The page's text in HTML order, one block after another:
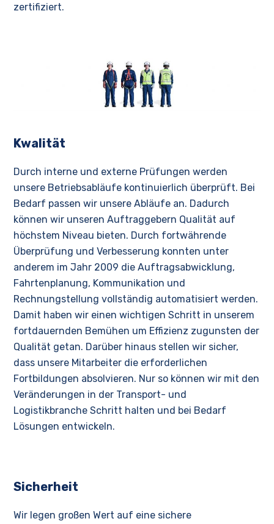
zertifiziert.
Kwalität
Durch interne und externe Prüfungen werden
unsere Betriebsabläufe kontinuierlich überprüft. Bei
Bedarf passen wir unsere Abläufe an. Dadurch
können wir unseren Auftraggebern Qualität auf
höchstem Niveau bieten. Durch fortwährende
Überprüfung und Verbesserung konnten unter
anderem im Jahr 2009 die Auftragsabwicklung,
Fahrtenplanung, Kommunikation und
Rechnungstellung vollständig automatisiert werden.
Damit haben wir einen wichtigen Schritt in unserem
fortdauernden Bemühen um Effizienz zugunsten der
Qualität getan. Darüber hinaus stellen wir sicher,
dass unsere Mitarbeiter die erforderlichen
Fortbildungen absolvieren. Nur so können wir mit den
Veränderungen in der Transport- und
Logistikbranche Schritt halten und bei Bedarf
Lösungen entwickeln.
Sicherheit
Wir legen großen Wert auf eine sichere